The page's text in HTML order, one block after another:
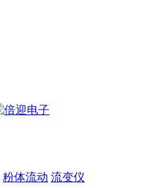
粉体流动 流变仪